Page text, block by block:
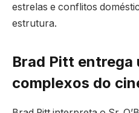
estrelas e conflitos
estrutura.
Brad Pitt entrega
complexos do